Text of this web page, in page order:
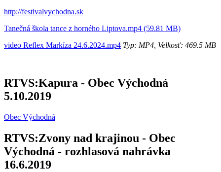
http://festivalvychodna.sk
Tanečná škola tance z horného Liptova.mp4 (59.81 MB)
video Reflex Markíza 24.6.2024.mp4 Typ: MP4, Velkosť: 469.5 MB
RTVS:Kapura - Obec Východná
5.10.2019
Obec Východná
RTVS:Zvony nad krajinou - Obec
Východná - rozhlasová nahrávka
16.6.2019